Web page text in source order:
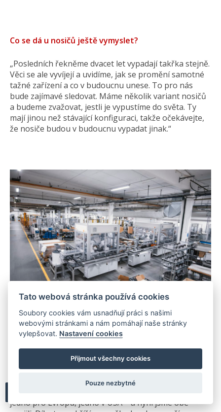
Co se dá u nosičů ještě vymyslet?
„Posledních řekněme dvacet let vypadají takřka stejně.
Věci se ale vyvíjejí a uvidíme, jak se promění samotné
tažné zařízení a co v budoucnu unese. To pro nás
bude zajímavé sledovat. Máme několik variant nosičů
a budeme zvažovat, jestli je vypustíme do světa. Ty
mají jinou než stávající konfiguraci, takže očekávejte,
že nosiče budou v budoucnu vypadat jinak.“
Kolo po směru jízdy třeba?
„Máme v Thule kreativní lidi a sledujeme, co dělají. A to
je asi tak všechno, co můžu říct. V našem vývojářském
jedno pro Evropu, jedno v USA – a nyní jsme obě
Tato webová stránka používá cookies
Soubory cookies vám usnadňují práci s našimi
webovými stránkami a nám pomáhají naše stránky
vylepšovat. Nastavení cookies
Přijmout všechny cookies
Pouze nezbytné